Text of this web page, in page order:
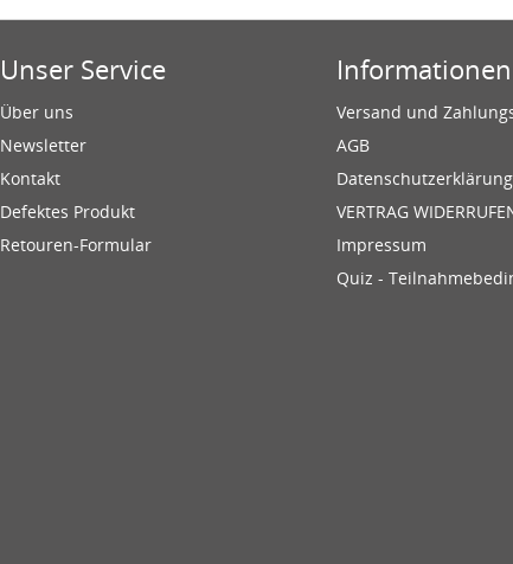
Unser Service
Über uns
Newsletter
Kontakt
Defektes Produkt
Retouren-Formular
Informationen
Versand und
AGB
Datenschutzerklärung
VERTRAG
Impressum
Quiz -